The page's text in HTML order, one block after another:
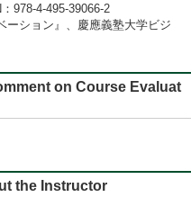
4-495-39066-2
ーション』、慶應義塾大学ビジ
on Course Evaluat
the Instructor